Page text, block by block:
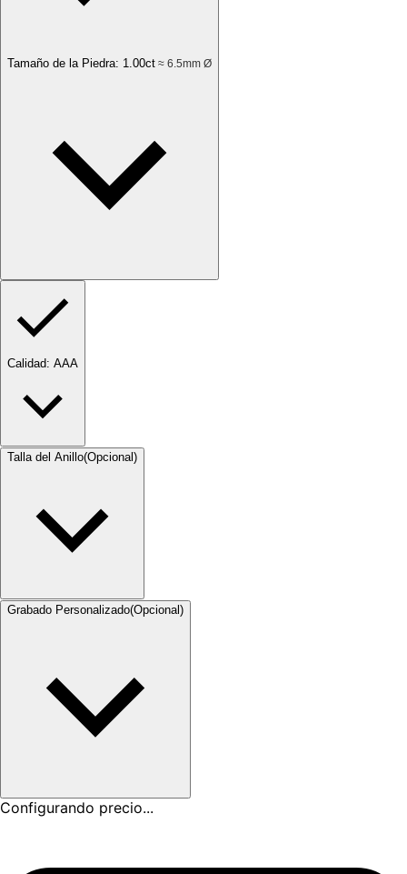
Tamaño de la Piedra: 1.00ct ≈ 6.5mm Ø
Calidad: AAA
Talla del Anillo(Opcional)
Grabado Personalizado(Opcional)
Configurando precio...